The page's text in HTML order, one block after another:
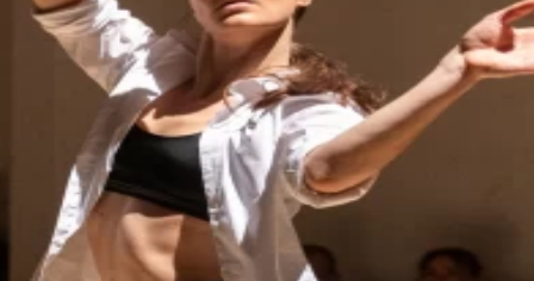
Joachim Schloemer, Andreas Greiner, Anne-Sophie Raemy
Choreografische Assistenz
Elizabeth Waterhouse
Dramaturgische Begleitung
Xavier Zuber
Produktionsleitung
Daniel Teige
Koproduktion
Tanzhaus Basel, Festspielhaus St. Pölten
Unterstützt von
GGG Basel, Verein Tanz Haus Basel, Ernst Göhner Stiftung
Fotocredit
Brigitte Fässler